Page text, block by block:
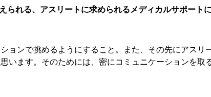
れる、アスリートに求められるメディカルサポート
ョンで挑めるようにすること。また、その先にアスリ
います。そのためには、密にコミュニケーションを取